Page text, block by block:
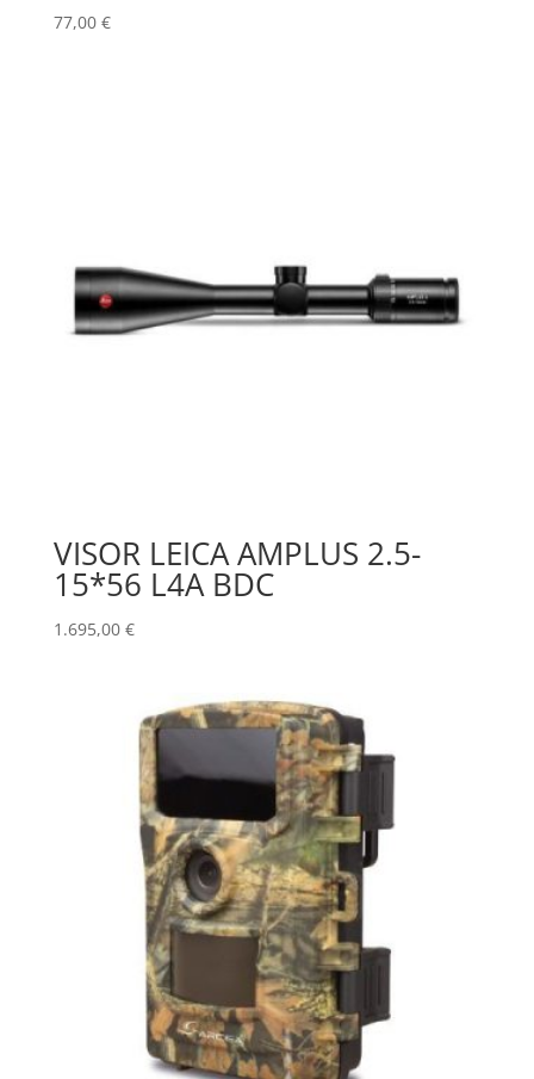
77,00 €
VISOR LEICA AMPLUS 2.5-
15*56 L4A BDC
1.695,00 €